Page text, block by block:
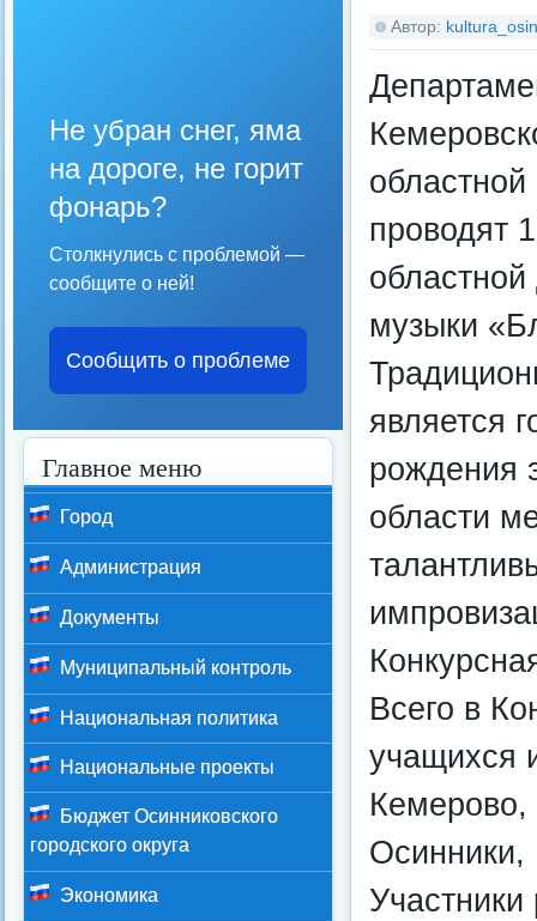
Автор:
областной
проводят
музыки
является
рождения
области
Всего в
учащихся
Кемерово,
Не убран снег, яма
на дороге, не горит
фонарь?
Столкнулись с проблемой —
сообщите о ней!
Сообщить о проблеме
Главное меню
Город
Администрация
Документы
Муниципальный контроль
Национальная политика
Национальные проекты
Бюджет Осинниковского
городского округа
Экономика